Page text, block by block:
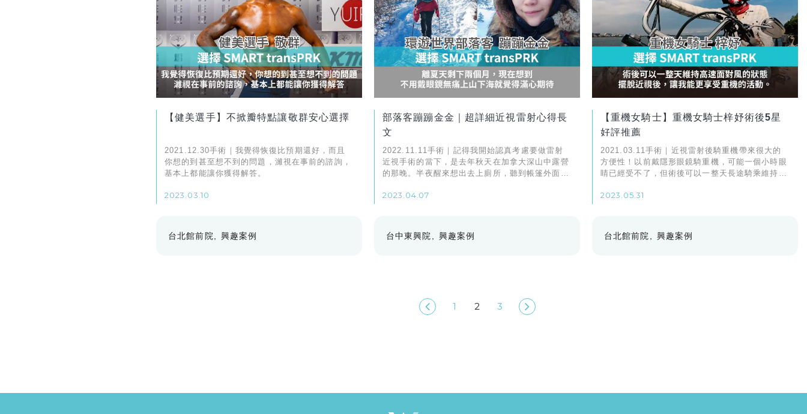
【健美選手】不掀瓣特點讓敬群安心選擇
2021.12.30手術｜我覺得恢復比預期還好，而且
你想的到甚至想不到的問題，濰視在事前的諮詢，
基本上都能讓你獲得解答。
2023.03.10
台北館前院 興趣案例
部落客蹦蹦金金｜超詳細近視雷射心得長
文
2022.11.11手術｜記得我開始認真考慮要做雷射
近視手術的當下，是去年秋天在加拿大深山中露營
的那晚。半夜醒來想出去上廁所，聽到帳篷外面有
鏡，悄悄探頭向外望但連風吹草動的位置在哪都看
2023.04.07
台中東興院 興趣案例
【重機女騎士】重機女騎士梓妤術後5星
好評推薦
2021.03.11手術｜近視雷射後騎重機帶來很大的
方便性！以前戴隱形眼鏡騎重機，可能一個小時眼
睛已經受不了，但術後可以一整天長途騎乘維持高
2023.05.31
台北館前院 興趣案例
1 2 3